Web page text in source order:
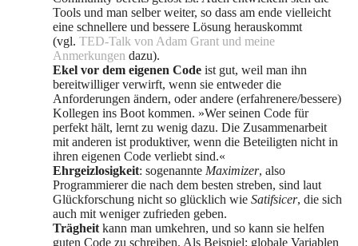
Tools und man selber weiter, so dass am ende vielleicht
eine schnellere und bessere Lösung herauskommt
(vgl. TED-Talk von Adam Grant und meine
Anmerkungen dazu).
Ekel vor dem eigenen Code ist gut, weil man ihn
bereitwilliger verwirft, wenn sie entweder die
Anforderungen ändern, oder andere (erfahrenere/bessere)
Kollegen ins Boot kommen. »Wer seinen Code für
perfekt hält, lernt zu wenig dazu. Die Zusammenarbeit
mit anderen ist produktiver, wenn die Beteiligten nicht in
ihren eigenen Code verliebt sind.«
Ehrgeizlosigkeit: sogenannte Maximizer, also
Programmierer die nach dem besten streben, sind laut
Glückforschung nicht so glücklich wie Satifsicer, die sich
auch mit weniger zufrieden geben.
Trägheit kann man umkehren, und so kann sie helfen
guten Code zu schreiben. Als Beispiel: globale Variablen